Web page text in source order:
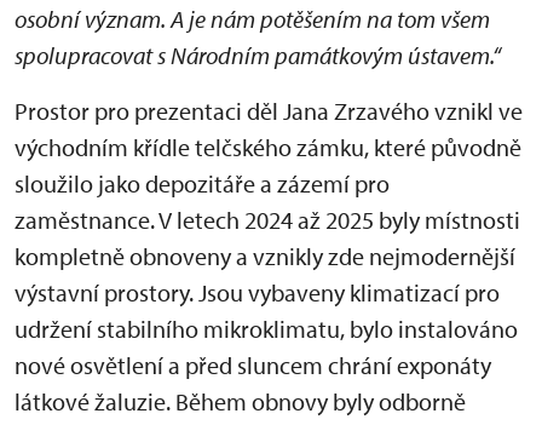
osobní význam. A je nám potěšením na tom všem
spolupracovat s Národním památkovým ústavem.“
Prostor pro prezentaci děl Jana Zrzavého vznikl ve
východním křídle telčského zámku, které původně
sloužilo jako depozitáře a zázemí pro
zaměstnance. V letech 2024 až 2025 byly místnosti
kompletně obnoveny a vznikly zde nejmodernější
výstavní prostory. Jsou vybaveny klimatizací pro
udržení stabilního mikroklimatu, bylo instalováno
nové osvětlení a před sluncem chrání exponáty
látkové žaluzie. Během obnovy byly odborně